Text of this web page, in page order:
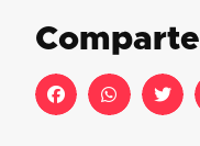
Comparte